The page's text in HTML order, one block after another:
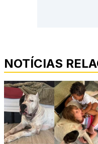
NOTÍCIAS